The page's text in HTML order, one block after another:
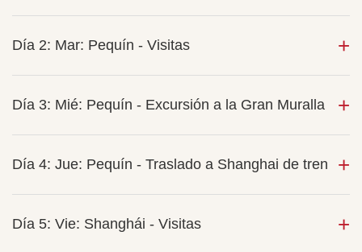
Día 2: Mar: Pequín - Visitas
Día 3: Mié: Pequín - Excursión a la Gran Muralla
Día 4: Jue: Pequín - Traslado a Shanghai de tren
Día 5: Vie: Shanghái - Visitas